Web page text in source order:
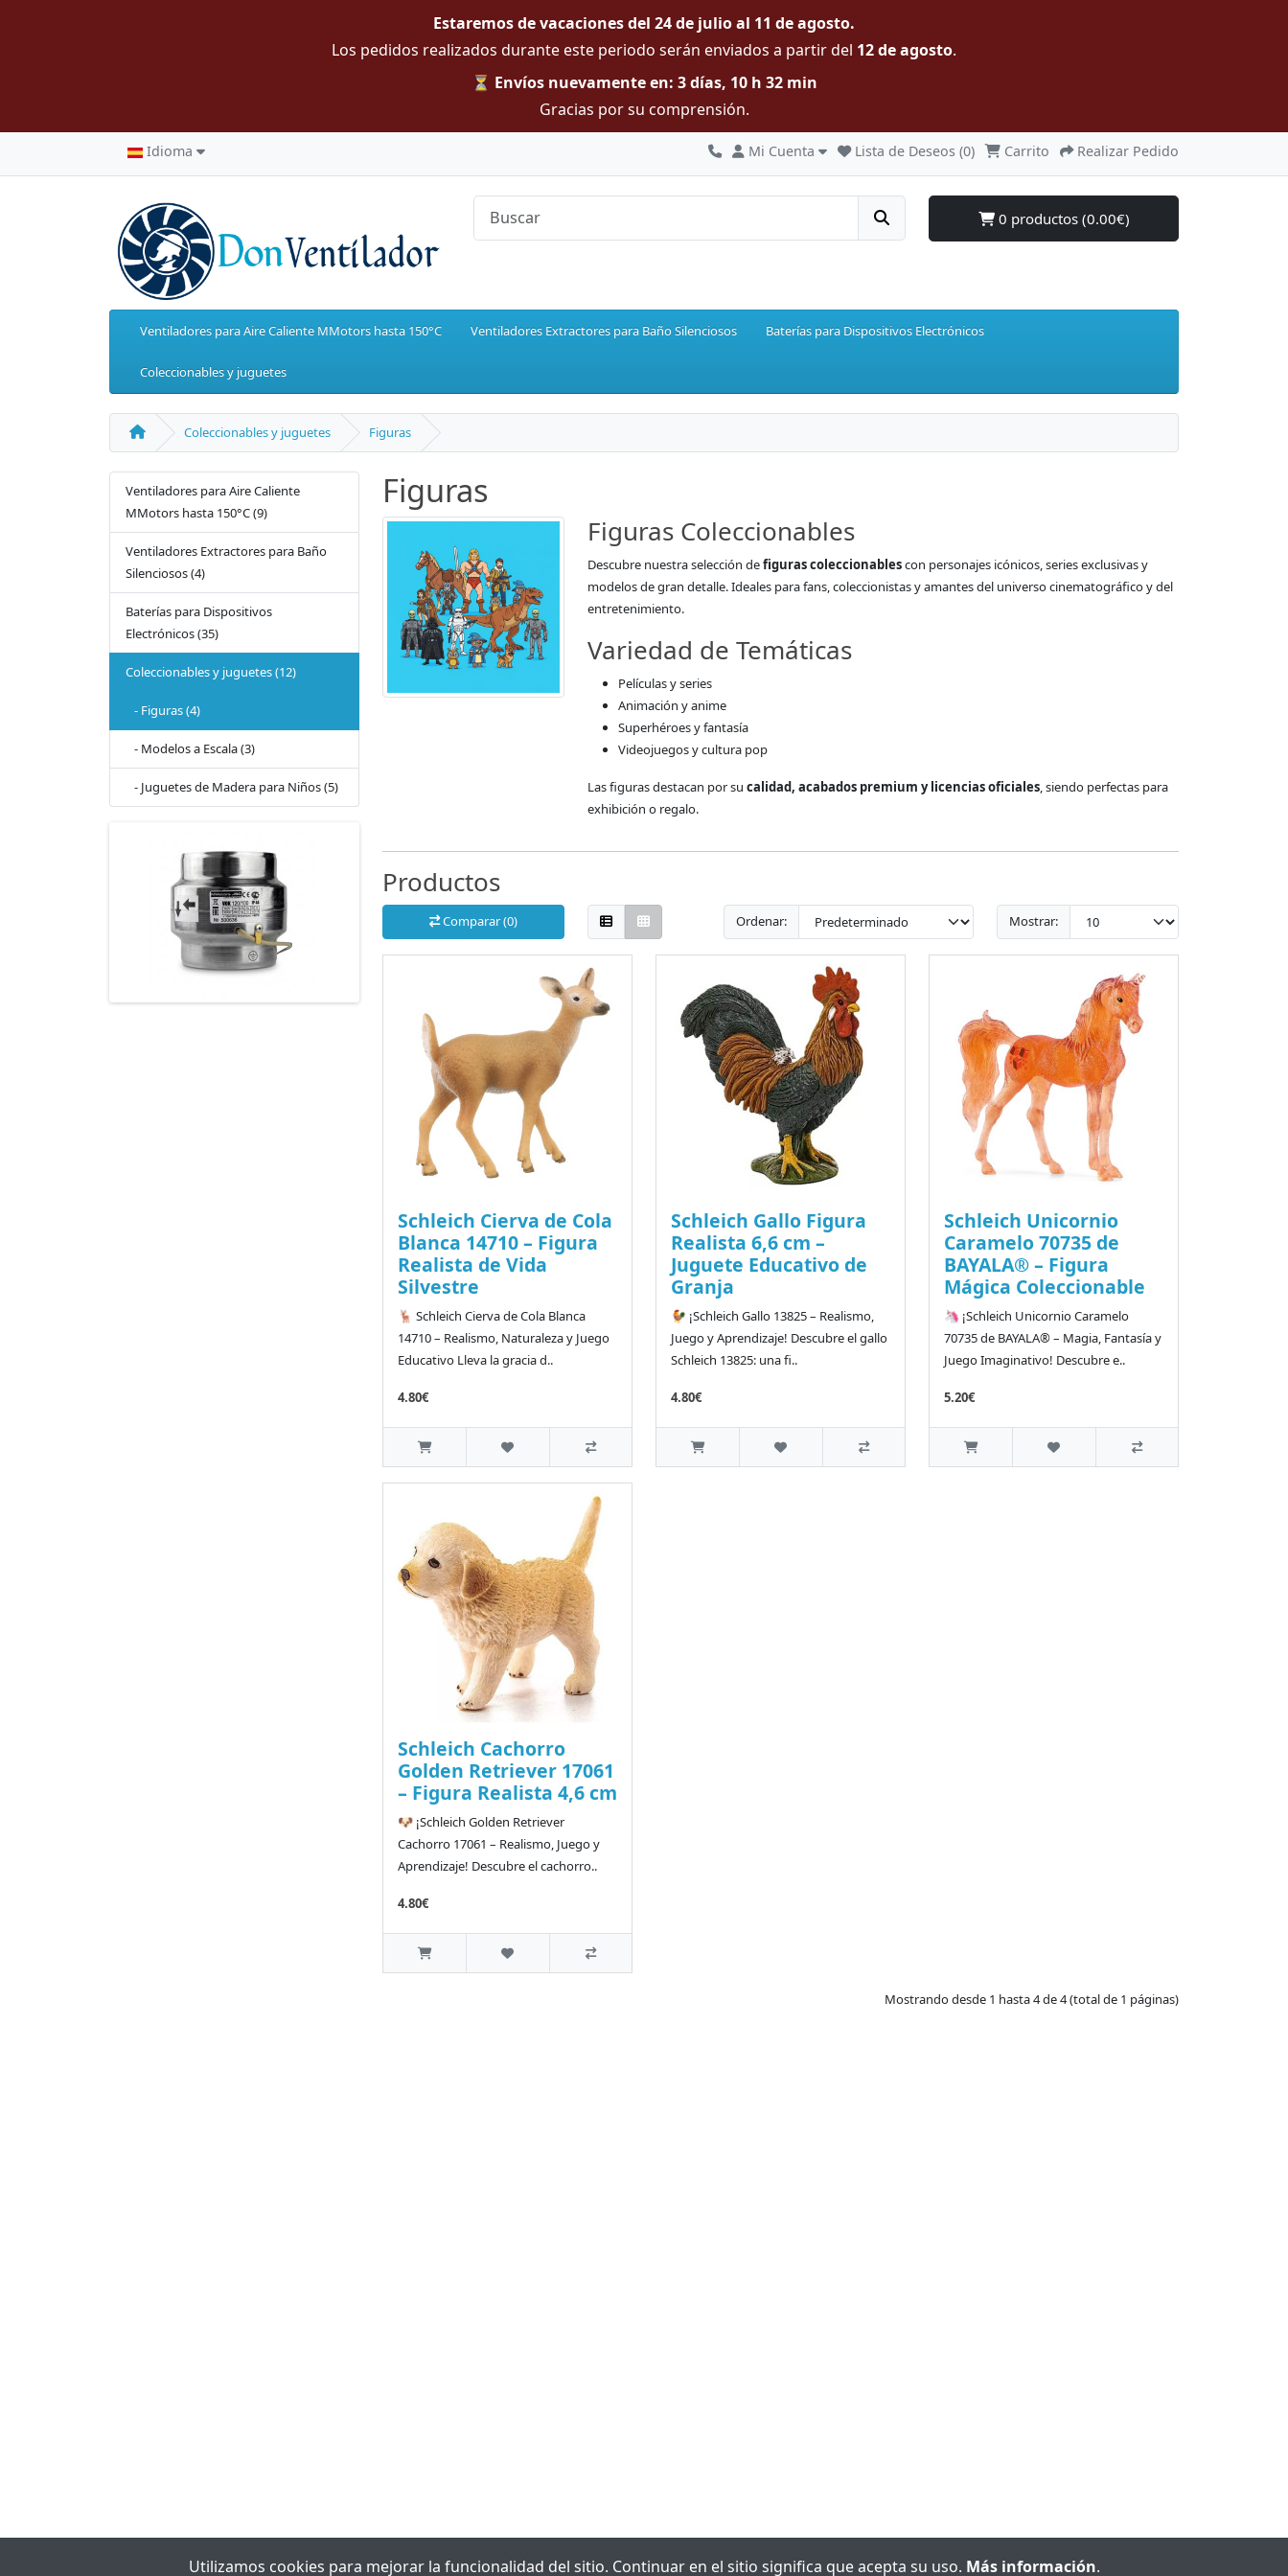
Estaremos de vacaciones del 24 de julio al 11 de agosto.
Los pedidos realizados durante este periodo serán enviados a partir del 12 de agosto.
⏳ Envíos nuevamente en: 3 días, 10 h 32 min
Gracias por su comprensión.
Idioma Mi Cuenta Lista de Deseos (0) Carrito Realizar Pedido
0 productos (0.00€)
Ventiladores para Aire Caliente MMotors hasta 150°C Ventiladores Extractores para Baño Silenciosos Baterías para Dispositivos Electrónicos
Coleccionables y juguetes
Coleccionables y juguetes Figuras
Ventiladores para Aire Caliente
MMotors hasta 150°C (9)
Ventiladores Extractores para Baño
Silenciosos (4)
Baterías para Dispositivos
Electrónicos (35)
Coleccionables y juguetes (12)
- Figuras (4)
- Modelos a Escala (3)
- Juguetes de Madera para Niños (5)
Figuras
Figuras Coleccionables
Descubre nuestra selección defiguras coleccionablescon personajes icónicos, series exclusivas y
modelos de gran detalle. Ideales para fans, coleccionistas y amantes del universo cinematográfico y del
entretenimiento.
Variedad de Temáticas
Películas y series
Animación y anime
Superhéroes y fantasía
Videojuegos y cultura pop
Las figuras destacan por su calidad, acabados premium y licencias oficiales, siendo perfectas para
exhibición o regalo.
Productos
Comparar (0) Ordenar: Mostrar:
Schleich Cierva de Cola
Blanca 14710 – Figura
Realista de Vida
Silvestre
🦌 Schleich Cierva de Cola Blanca
14710 – Realismo, Naturaleza y Juego
Educativo Lleva la gracia d..
4.80€
Schleich Gallo Figura
Realista 6,6 cm –
Juguete Educativo de
Granja
🐓 ¡Schleich Gallo 13825 – Realismo,
Juego y Aprendizaje! Descubre el gallo
Schleich 13825: una fi..
4.80€
Schleich Unicornio
Caramelo 70735 de
BAYALA® – Figura
Mágica Coleccionable
🦄 ¡Schleich Unicornio Caramelo
70735 de BAYALA® – Magia, Fantasía y
Juego Imaginativo! Descubre e..
5.20€
Schleich Cachorro
Golden Retriever 17061
– Figura Realista 4,6 cm
🐶 ¡Schleich Golden Retriever
Cachorro 17061 – Realismo, Juego y
Aprendizaje! Descubre el cachorro..
4.80€
Mostrando desde 1 hasta 4 de 4 (total de 1 páginas)
Utilizamos cookies para mejorar la funcionalidad del sitio. Continuar en el sitio significa que acepta su uso. Más información.